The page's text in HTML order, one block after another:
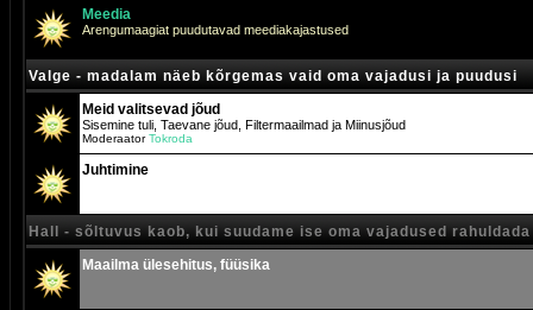
Meedia
Arengumaagiat puudutavad meediakajastused
Valge - madalam näeb kõrgemas vaid oma vajadusi ja puudusi
Meid valitsevad jõud
Sisemine tuli, Taevane jõud, Filtermaailmad ja Miinusjõud
ModeraatorTokroda
Juhtimine
Hall - sõltuvus kaob, kui suudame ise oma vajadused rahuldada
Maailma ülesehitus, füüsika